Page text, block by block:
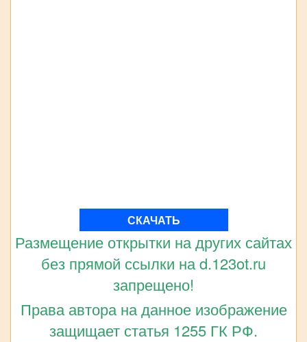
СКАЧАТЬ
Размещение открытки на других сайтах
без прямой ссылки на d.123ot.ru
запрещено!
Права автора на данное изображение
защищает статья 1255 ГК РФ.